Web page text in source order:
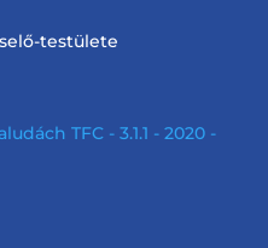
testülete
TFC - 3.1.1 - 2020 -